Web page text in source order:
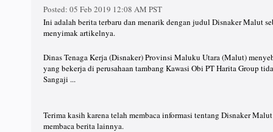
Posted: 05 Feb 2019 12:08 AM PST
Ini adalah berita terbaru dan menarik dengan judul Disnaker Malut
menyimak artikelnya.
Dinas Tenaga Kerja (Disnaker) Provinsi Maluku Utara (Malut)
yang bekerja di perusahaan tambang Kawasi Obi PT Harita Group
Sangaji ...
Terima kasih karena telah membaca informasi tentang Disnaker
membaca berita lainnya.